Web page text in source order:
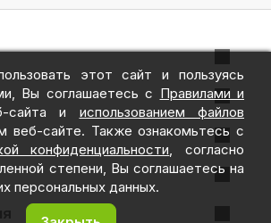
домена
этот сайт и пользуясь
Вы соглашаетесь с Правилами и
сайта и использованием файлов
веб-сайте. Также ознакомьтесь с
конфиденциальности, согласно
степени, Вы соглашаетесь на
персональных данных.